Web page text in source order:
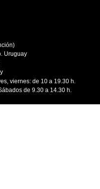
Uruguay
viernes: de 10 a 19.30 h.
de 9.30 a 14.30 h.